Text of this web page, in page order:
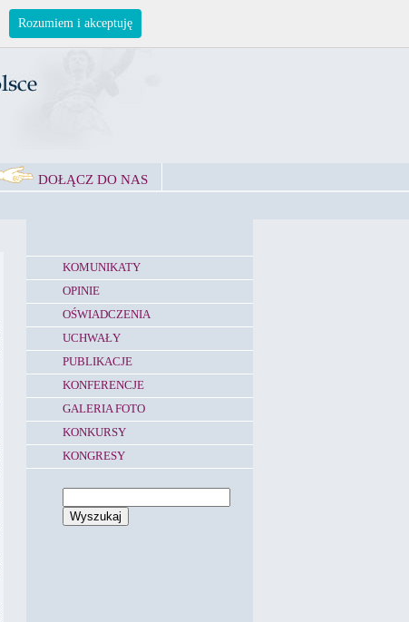
DOŁĄCZ DO NAS
KOMUNIKATY
OPINIE
OŚWIADCZENIA
UCHWAŁY
PUBLIKACJE
KONFERENCJE
GALERIA FOTO
KONKURSY
KONGRESY
Rozumiem i akceptuję